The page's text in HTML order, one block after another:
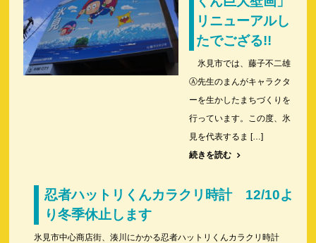
リニューアルし
たでござる!!
氷見市では、藤子不二雄
Ⓐ先生のまんがキャラクタ
ーを生かしたまちづくりを
行っています。この度、氷
見を代表するま […]
続きを読む
忍者ハットリくんカラクリ時計 12/10よ
り冬季休止します
氷見市中心商店街、湊川にかかる忍者ハットリくんカラクリ時計